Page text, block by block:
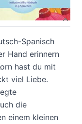
Spanisch
Hand erinnern
hast du mit
viel Liebe.
die
einem kleinen